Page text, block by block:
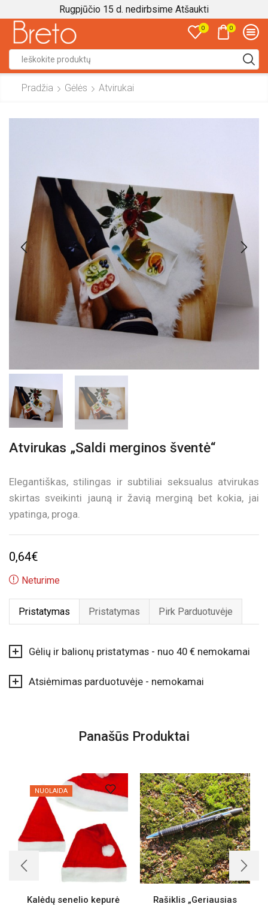
Rugpjūčio 15 d. nedirbsime Atšaukti
0 0
input
Pradžia Gėlės Atvirukai
Atvirukas „Saldi merginos šventė“
Elegantiškas, stilingas ir subtiliai seksualus atvirukas
skirtas sveikinti jauną ir žavią merginą bet kokia, jai
ypatinga, proga.
0,64€
Neturime
Pristatymas Pristatymas Pirk Parduotuvėje
Gėlių ir balionų pristatymas - nuo 40 € nemokamai
Atsiėmimas parduotuvėje - nemokamai
Panašūs Produktai
NUOLAIDA
Kalėdų senelio kepurė
Rašiklis „Geriausias